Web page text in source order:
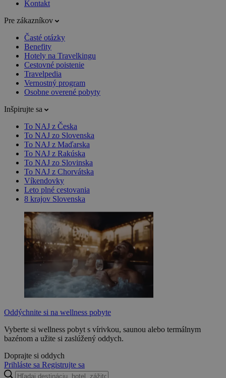
Kontakt
Pre zákazníkov
Časté otázky
Benefity
Hotely na Travelkingu
Cestovné poistenie
Travelpedia
Vernostný program
Osobne overené pobyty
Inšpirujte sa
To NAJ z Česka
To NAJ zo Slovenska
To NAJ z Maďarska
To NAJ z Rakúska
To NAJ zo Slovinska
To NAJ z Chorvátska
Víkendovky
Leto plné cestovania
8 krajov Slovenska
Oddýchnite si na wellness pobyte
Vyberte si wellness pobyt s vírivkou, saunou alebo termálnym
bazénom a užite si zaslúžený oddych.
Doprajte si oddych
Prihláste sa Registrujte sa